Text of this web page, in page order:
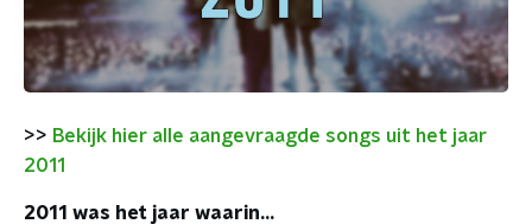
>> Bekijk hier alle aangevraagde songs uit het jaar
2011
2011 was het jaar waarin...